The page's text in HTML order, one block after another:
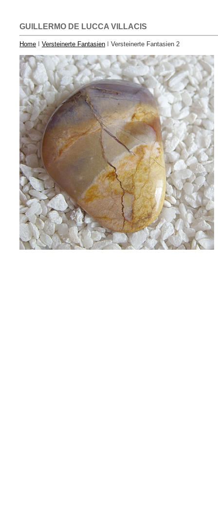
GUILLERMO DE LUCCA VILLACIS
Home Versteinerte Fantasien Versteinerte Fantasien 2